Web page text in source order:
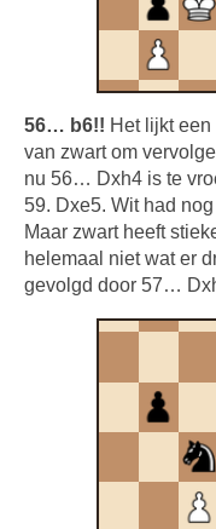
56… b6!! Het lijkt
van zwart om
nu 56… Dxh4 is te
59. Dxe5. Wit had
Maar zwart heeft
helemaal niet wat er
gevolgd door 57…